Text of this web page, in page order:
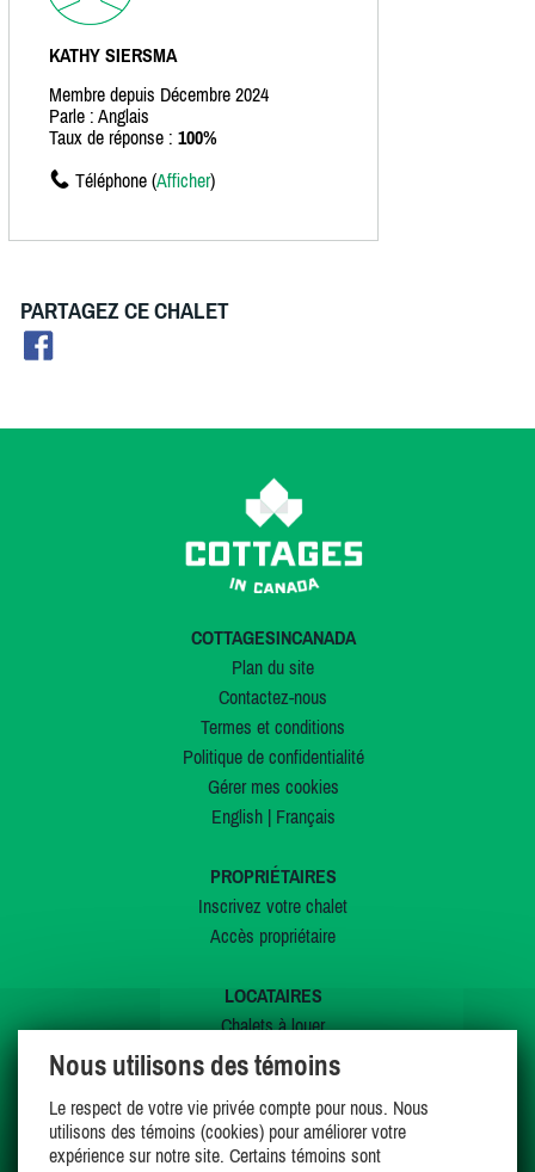
KATHY SIERSMA
Membre depuis Décembre 2024
Parle : Anglais
Taux de réponse : 100%
Téléphone (Afficher)
PARTAGEZ CE CHALET
COTTAGESINCANADA
Plan du site
Contactez-nous
Termes et conditions
Politique de confidentialité
Gérer mes cookies
English| Français
PROPRIÉTAIRES
Inscrivez votre chalet
Accès propriétaire
LOCATAIRES
Chalets à louer
Chalets à vendre
Offres spéciales
Mes favoris
Nous utilisons des témoins
Le respect de votre vie privée compte pour nous. Nous
utilisons des témoins (cookies) pour améliorer votre
expérience sur notre site. Certains témoins sont